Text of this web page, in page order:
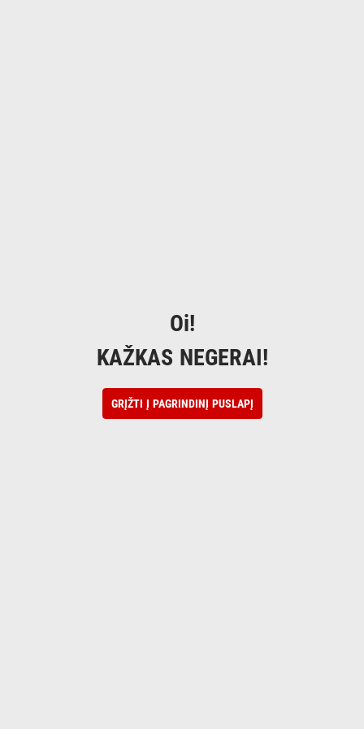
Oi!
KAŽKAS NEGERAI!
GRĮŽTI Į PAGRINDINĮ PUSLAPĮ